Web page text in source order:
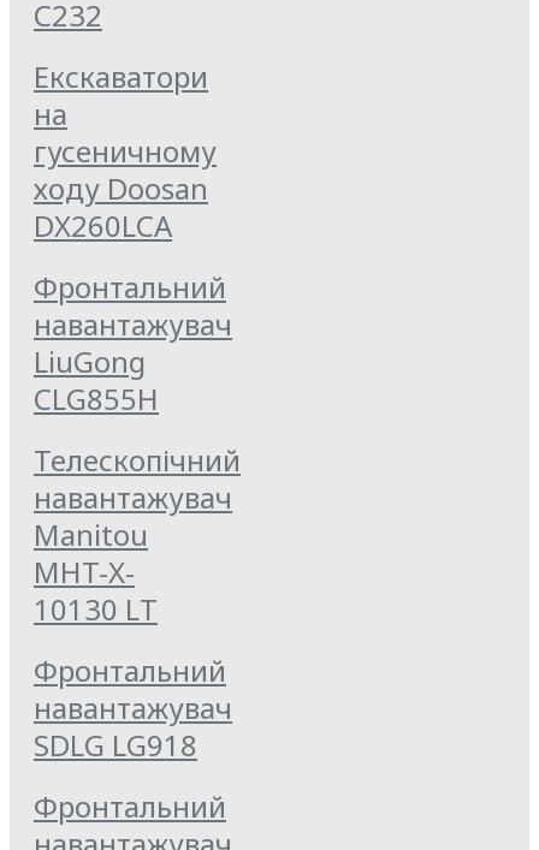
C232
Екскаватори
на
гусеничному
ходу Doosan
DX260LCA
Фронтальний
навантажувач
LiuGong
CLG855Н
Телескопічний
навантажувач
Manitou
MHT-X-
10130 LT
Фронтальний
навантажувач
SDLG LG918
Фронтальний